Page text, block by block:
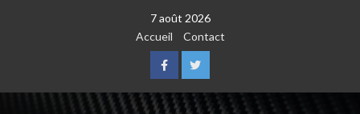
7 août 2026
Accueil
Contact
FacebookTwitter